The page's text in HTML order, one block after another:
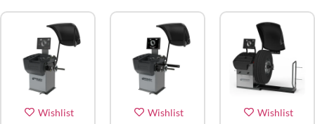
Wishlist Wishlist Wishlist